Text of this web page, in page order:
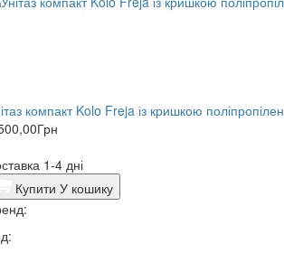
компакт Kolo Freja із кришкою поліпропілен
Грн
1-4 дні
Купити У кошику